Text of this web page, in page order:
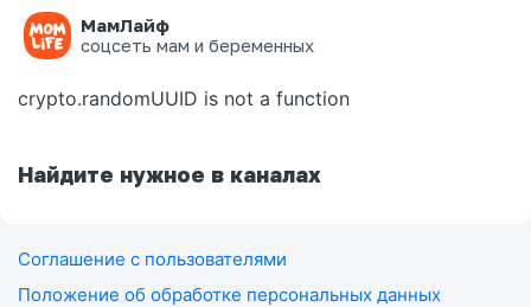
МамЛайф
соцсеть мам и беременных
Ошибка на странице
crypto.randomUUID is not a function
Найдите нужное в каналах
Соглашение с пользователями
Положение об обработке персональных данных